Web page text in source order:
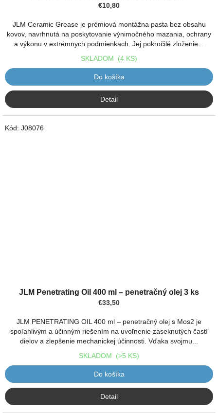
€10,80
JLM Ceramic Grease je prémiová montážna pasta bez obsahu
kovov, navrhnutá na poskytovanie výnimočného mazania, ochrany
a výkonu v extrémnych podmienkach. Jej pokročilé zloženie...
SKLADOM (4 KS)
Do košíka
Detail
JLM Penetrating Oil 400 ml – penetračný olej 3 ks
€33,50
JLM PENETRATING OIL 400 ml – penetračný olej s Mos2 je
spoľahlivým a účinným riešením na uvoľnenie zaseknutých častí
dielov a zlepšenie mechanickej účinnosti. Vďaka svojmu...
SKLADOM (>5 KS)
Do košíka
Detail
Kód: J08076